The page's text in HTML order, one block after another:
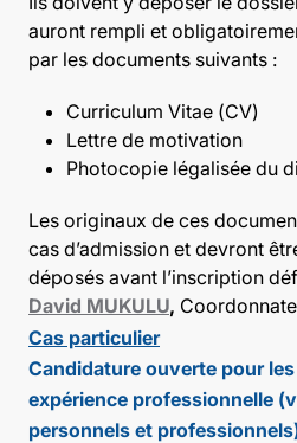
auront rempli et
par les documents suivants :
Curriculum Vitae (CV)
Lettre de motivation
Photocopie légalisée du
Les originaux de ces
cas d’admission et devront
déposés avant l’inscription
David MUKULU,
Cas particulier
Candidature ouverte pour
expérience professionnelle
personnels et